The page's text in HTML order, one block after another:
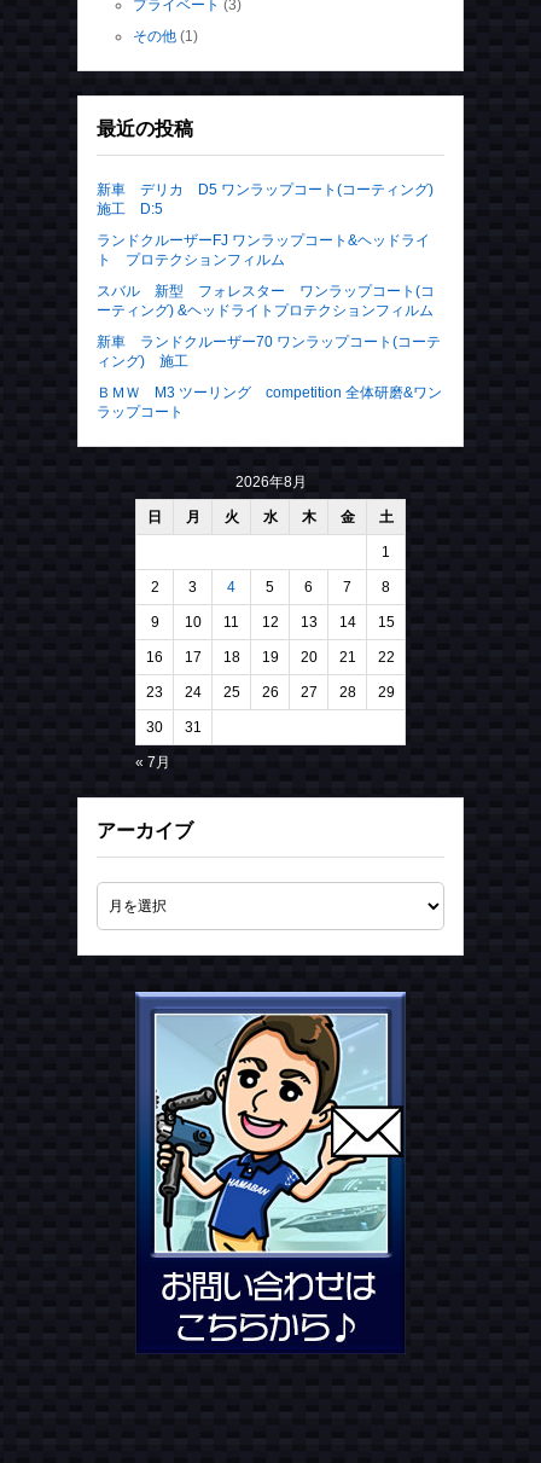
プライベート (3)
その他 (1)
最近の投稿
新車 デリカ D5 ワンラップコート(コーティング)
施工 D:5
ランドクルーザーFJ ワンラップコート&ヘッドライ
ト プロテクションフィルム
スバル 新型 フォレスター ワンラップコート(コ
ーティング) &ヘッドライトプロテクションフィルム
新車 ランドクルーザー70 ワンラップコート(コーテ
ィング) 施工
ＢＭＷ M3 ツーリング competition 全体研磨&ワン
ラップコート
2026年8月
日 月 火 水 木 金 土
1
2 3 4 5 6 7 8
9 10 11 12 13 14 15
16 17 18 19 20 21 22
23 24 25 26 27 28 29
30 31
« 7月
アーカイブ